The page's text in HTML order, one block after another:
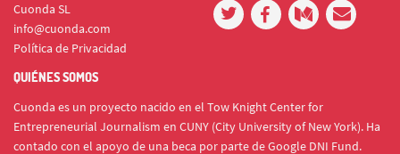
Cuonda SL
info@cuonda.com
Política de Privacidad
QUIÉNES SOMOS
Cuonda es un proyecto nacido en el Tow Knight Center for
Entrepreneurial Journalism en CUNY (City University of New York). Ha
contado con el apoyo de una beca por parte de Google DNI Fund.